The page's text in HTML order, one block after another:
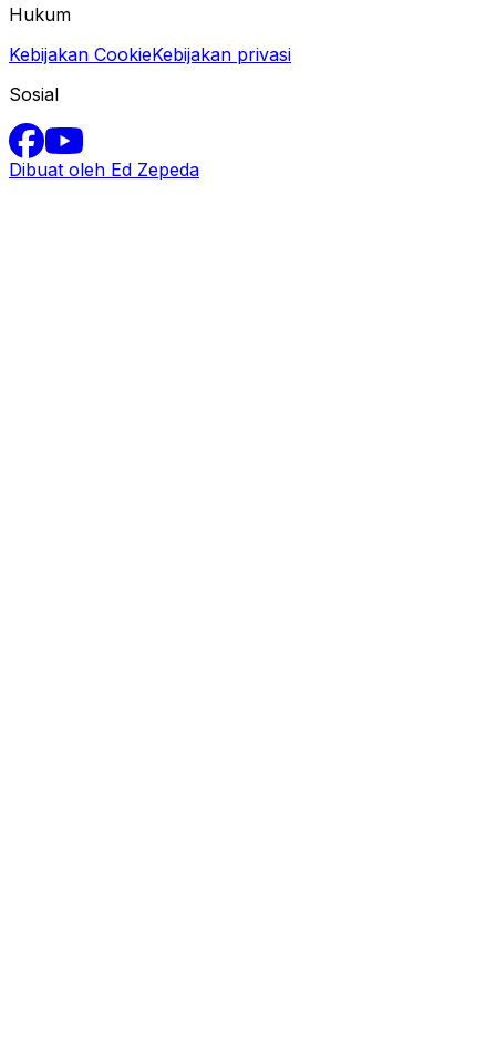
Hukum
Kebijakan CookieKebijakan privasi
Sosial
Dibuat oleh Ed Zepeda